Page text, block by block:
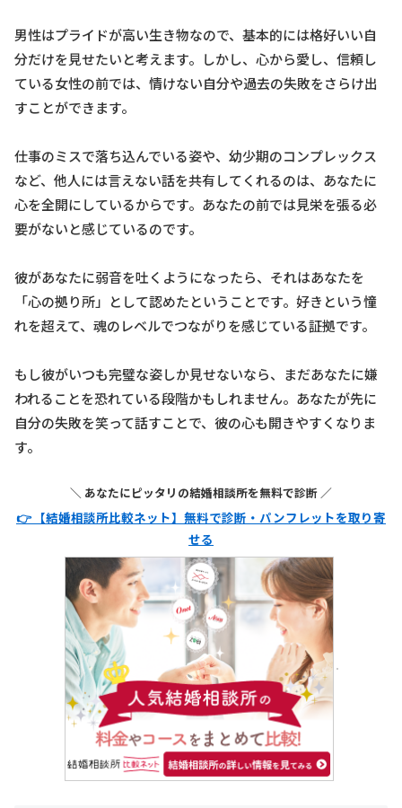
男性はプライドが高い生き物なので、基本的には格好いい自
分だけを見せたいと考えます。しかし、心から愛し、信頼し
ている女性の前では、情けない自分や過去の失敗をさらけ出
すことができます。
仕事のミスで落ち込んでいる姿や、幼少期のコンプレックス
など、他人には言えない話を共有してくれるのは、あなたに
心を全開にしているからです。あなたの前では見栄を張る必
要がないと感じているのです。
彼があなたに弱音を吐くようになったら、それはあなたを
「心の拠り所」として認めたということです。好きという憧
れを超えて、魂のレベルでつながりを感じている証拠です。
もし彼がいつも完璧な姿しか見せないなら、まだあなたに嫌
われることを恐れている段階かもしれません。あなたが先に
自分の失敗を笑って話すことで、彼の心も開きやすくなりま
す。
＼ あなたにピッタリの結婚相談所を無料で診断 ／
👉 【結婚相談所比較ネット】無料で診断・パンフレットを取り寄
せる